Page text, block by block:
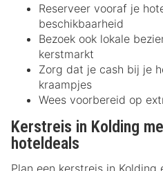
Reserveer vooraf je
beschikbaarheid
Bezoek ook lokale
kerstmarkt
Zorg dat je cash bij je
kraampjes
Wees voorbereid op
Kerstreis in Kolding
hoteldeals
Plan een kerstreis in